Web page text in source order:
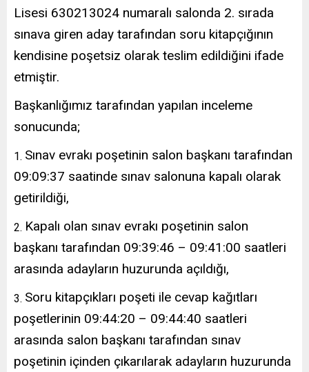
Lisesi 630213024 numaralı salonda 2. sırada
sınava giren aday tarafından soru kitapçığının
kendisine poşetsiz olarak teslim edildiğini ifade
etmiştir.
Başkanlığımız tarafından yapılan inceleme
sonucunda;
Sınav evrakı poşetinin salon başkanı tarafından
09:09:37 saatinde sınav salonuna kapalı olarak
getirildiği,
Kapalı olan sınav evrakı poşetinin salon
başkanı tarafından 09:39:46 – 09:41:00 saatleri
arasında adayların huzurunda açıldığı,
Soru kitapçıkları poşeti ile cevap kağıtları
poşetlerinin 09:44:20 – 09:44:40 saatleri
arasında salon başkanı tarafından sınav
poşetinin içinden çıkarılarak adayların huzurunda